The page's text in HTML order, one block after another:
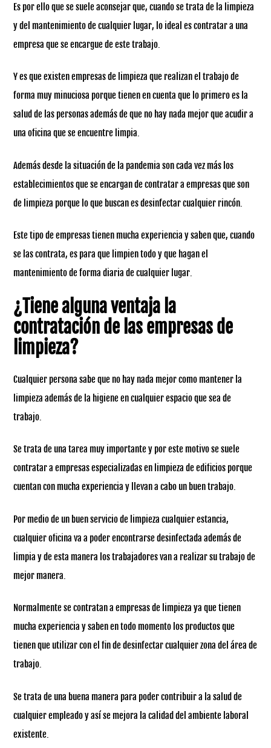
Es por ello que se suele aconsejar que, cuando se trata de la limpieza
y del mantenimiento de cualquier lugar, lo ideal es contratar a una
empresa que se encargue de este trabajo.
Y es que existen empresas de limpieza que realizan el trabajo de
forma muy minuciosa porque tienen en cuenta que lo primero es la
salud de las personas además de que no hay nada mejor que acudir a
una oficina que se encuentre limpia.
Además desde la situación de la pandemia son cada vez más los
establecimientos que se encargan de contratar a empresas que son
de limpieza porque lo que buscan es desinfectar cualquier rincón.
Este tipo de empresas tienen mucha experiencia y saben que, cuando
se las contrata, es para que limpien todo y que hagan el
mantenimiento de forma diaria de cualquier lugar.
¿Tiene alguna ventaja la
contratación de las empresas de
limpieza?
Cualquier persona sabe que no hay nada mejor como mantener la
limpieza además de la higiene en cualquier espacio que sea de
trabajo.
Se trata de una tarea muy importante y por este motivo se suele
contratar a empresas especializadas en limpieza de edificios porque
cuentan con mucha experiencia y llevan a cabo un buen trabajo.
Por medio de un buen servicio de limpieza cualquier estancia,
cualquier oficina va a poder encontrarse desinfectada además de
limpia y de esta manera los trabajadores van a realizar su trabajo de
mejor manera.
Normalmente se contratan a empresas de limpieza ya que tienen
mucha experiencia y saben en todo momento los productos que
tienen que utilizar con el fin de desinfectar cualquier zona del área de
trabajo.
Se trata de una buena manera para poder contribuir a la salud de
cualquier empleado y así se mejora la calidad del ambiente laboral
existente.